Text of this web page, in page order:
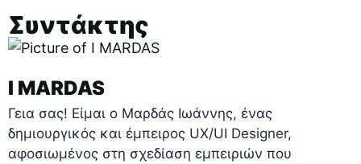
Συντάκτης
I MARDAS
Γεια σας! Είμαι ο Μαρδάς Ιωάννης, ένας
δημιουργικός και έμπειρος UX/UI Designer,
αφοσιωμένος στη σχεδίαση εμπειριών που